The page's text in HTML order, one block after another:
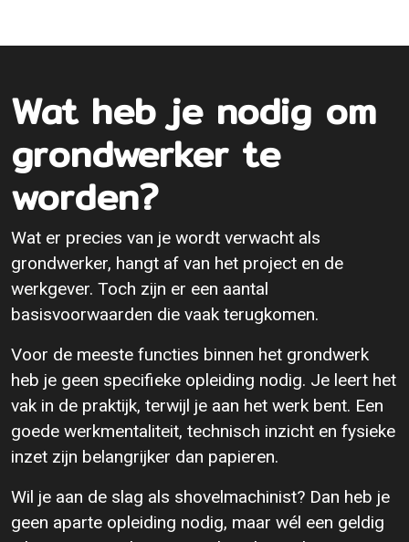
Wat heb je nodig om
grondwerker te
worden?
Wat er precies van je wordt verwacht als
grondwerker, hangt af van het project en de
werkgever. Toch zijn er een aantal
basisvoorwaarden die vaak terugkomen.
Voor de meeste functies binnen het grondwerk
heb je geen specifieke opleiding nodig. Je leert het
vak in de praktijk, terwijl je aan het werk bent. Een
goede werkmentaliteit, technisch inzicht en fysieke
inzet zijn belangrijker dan papieren.
Wil je aan de slag als shovelmachinist? Dan heb je
geen aparte opleiding nodig, maar wél een geldig